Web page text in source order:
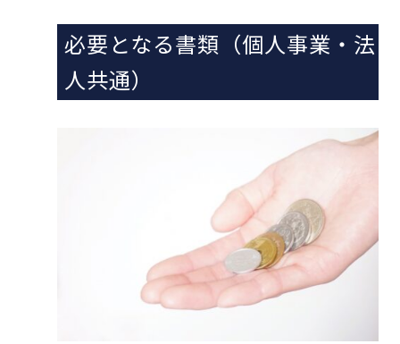
必要となる書類（個人事業・法
人共通）